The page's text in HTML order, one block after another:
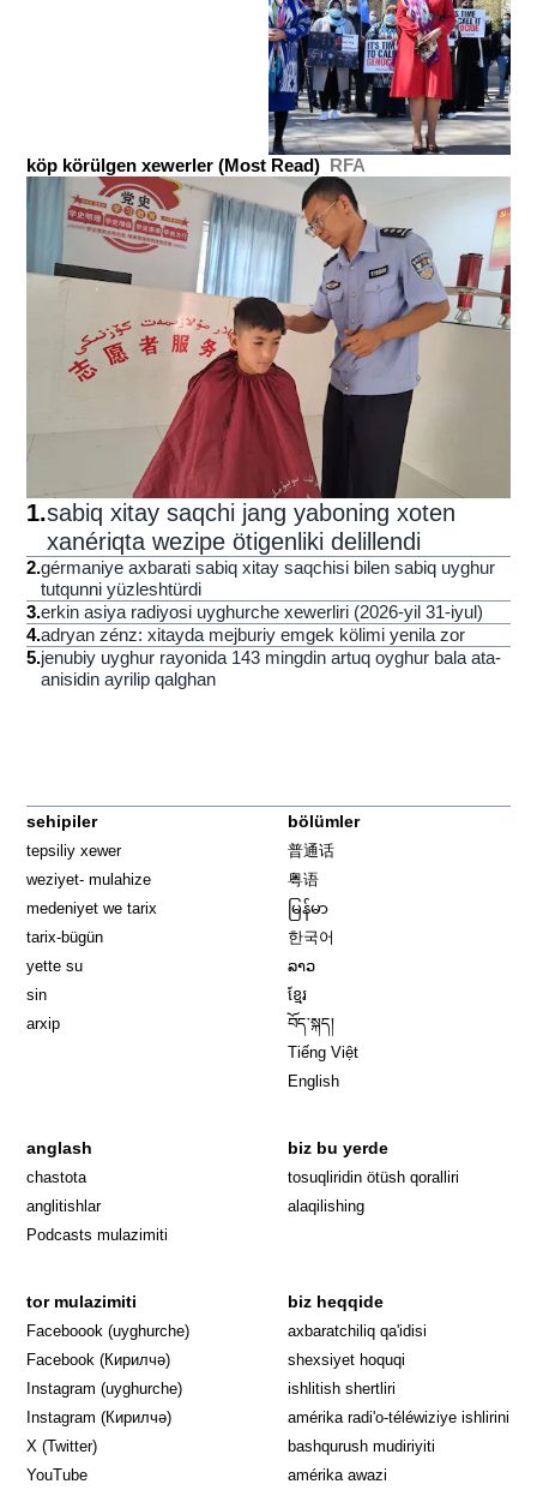
köp körülgen xewerler (Most Read) RFA
1.sabiq xitay saqchi jang yaboning xoten
xanériqta wezipe ötigenliki delillendi
2.gérmaniye axbarati sabiq xitay saqchisi bilen sabiq uyghur
tutqunni yüzleshtürdi
3.erkin asiya radiyosi uyghurche xewerliri (2026-yil 31-iyul)
4.adryan zénz: xitayda mejburiy emgek kölimi yenila zor
5.jenubiy uyghur rayonida 143 mingdin artuq oyghur bala ata-
anisidin ayrilip qalghan
sehipiler
tepsiliy xewer
weziyet- mulahize
medeniyet we tarix
tarix-bügün
yette su
sin
arxip
bölümler
普通话
粤语
မြန်မာ
한국어
ລາວ
ខ្មែរ
བོད་སྐད།
Tiếng Việt
English
anglash
chastota
anglitishlar
Podcasts mulazimiti
biz bu yerde
tosuqliridin ötüsh qoralliri
alaqilishing
tor mulazimiti
Faceboook (uyghurche) Opens in new window
Facebook (Кирилчә) Opens in new window
Instagram (uyghurche) Opens in new window
Instagram (Кирилчә) Opens in new window
X (Twitter)
YouTube
biz heqqide
axbaratchiliq qa'idisi
shexsiyet hoquqi
ishlitish shertliri
amérika radi'o-téléwiziye ishlirini
bashqurush mudiriyiti
amérika awazi